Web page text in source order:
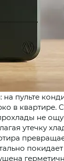
пульте
в квартире.
не
утечку